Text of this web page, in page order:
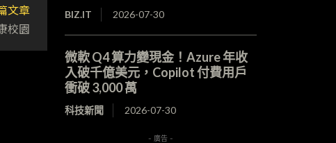
文章
校園
BIZ.IT 2026-07-30
微軟 Q4 算力變現金！Azure 年收
入破千億美元，Copilot 付費用戶
衝破 3,000 萬
科技新聞 2026-07-30
- 廣告 -